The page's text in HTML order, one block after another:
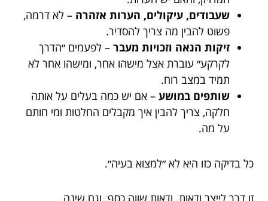
שעבודים, עיקולים, הערות אזהרה – לא דרמה,
פשוט להבין מה צריך להסדיר.
זיקות הנאה וזכויות מעבר – לפעמים ״הדרך
לקרקע״ עוברת אצל מישהו אחר, ומישהו אחר לא
תמיד במצב רוח.
שותפים במושע – אם יש כמה בעלים על אותה
חלקה, צריך להבין איך מקבלים החלטות ומי חותם
על מה.
כל בדיקה כזו היא לא ״למצוא בעיה״.